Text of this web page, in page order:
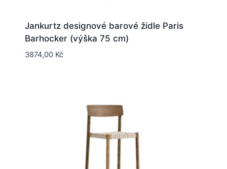
Jankurtz designové barové židle Paris
Barhocker (výška 75 cm)
3874,00 Kč